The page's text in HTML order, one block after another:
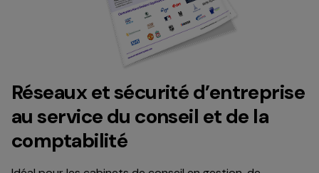
Réseaux et sécurité d’entreprise
au service du conseil et de la
comptabilité